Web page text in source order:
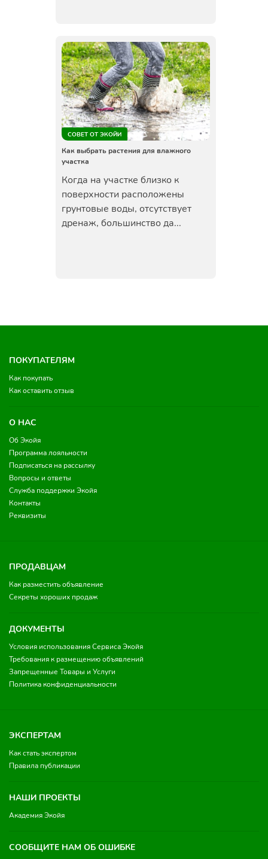
СОВЕТ ОТ ЭКОЙИ
Как выбрать растения для влажного
участка
Когда на участке близко к
поверхности расположены
грунтовые воды, отсутствует
дренаж, большинство да...
ПОКУПАТЕЛЯМ
Как покупать
Как оставить отзыв
О НАС
Об Экойя
Программа лояльности
Подписаться на рассылку
Вопросы и ответы
Служба поддержки Экойя
Контакты
Реквизиты
ПРОДАВЦАМ
Как разместить объявление
Секреты хороших продаж
ДОКУМЕНТЫ
Условия использования Сервиса Экойя
Требования к размещению объявлений
Запрещенные Товары и Услуги
Политика конфиденциальности
ЭКСПЕРТАМ
Как стать экспертом
Правила публикации
НАШИ ПРОЕКТЫ
Академия Экойя
СООБЩИТЕ НАМ ОБ ОШИБКЕ